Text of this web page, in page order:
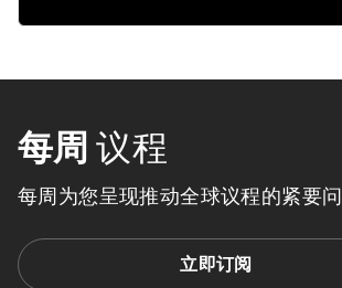
每周 议程
每周为您呈现推动全球议程的紧要问
立即订阅